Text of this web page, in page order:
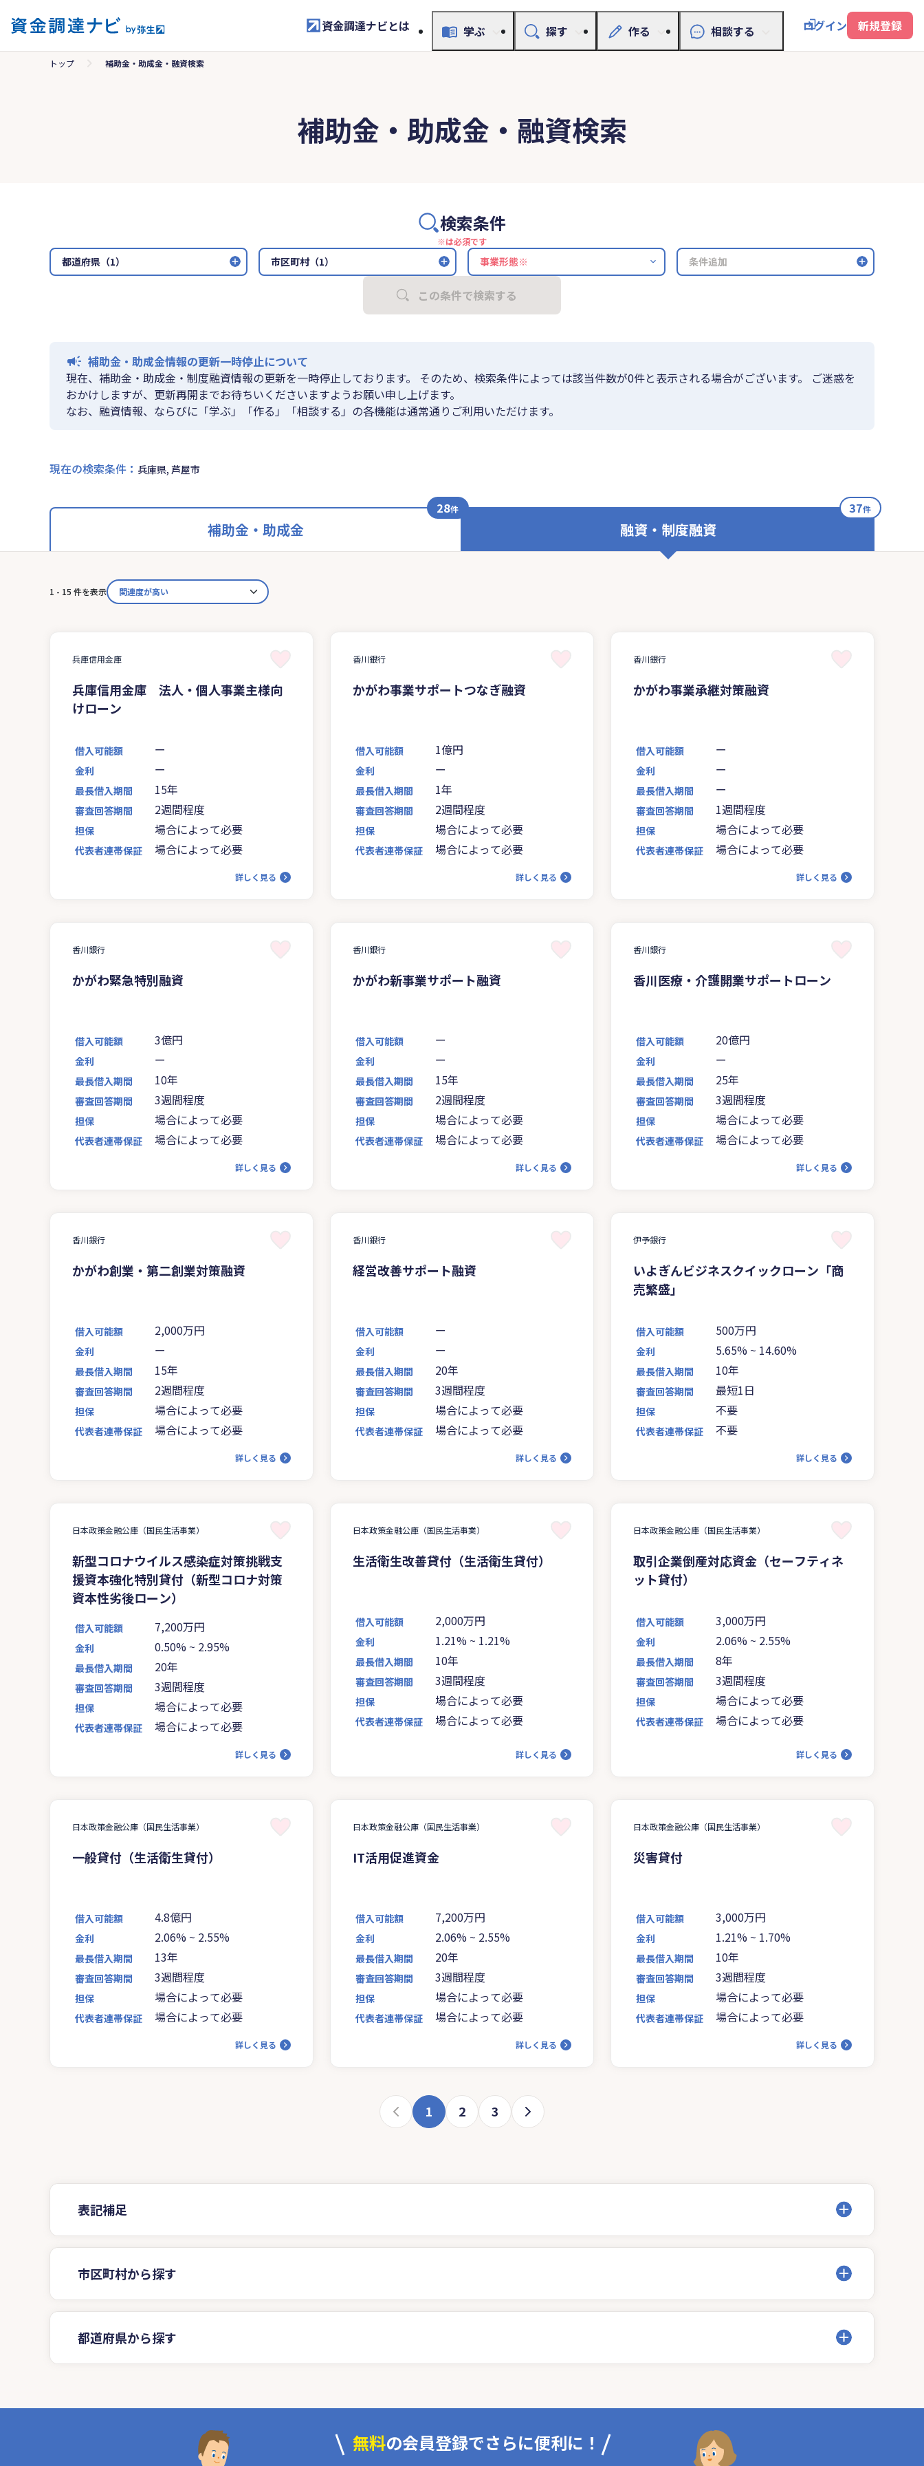
資金調達ナビとは 学ぶ 探す 作る 相談する ログイン 新規登録
トップ 補助金・助成金・融資検索
補助金・助成金・融資検索
検索条件
※は必須です
都道府県（1） 市区町村（1） 条件追加
この条件で検索する
補助金・助成金情報の更新一時停止について
現在、補助金・助成金・制度融資情報の更新を一時停止しております。 そのため、検索条件によっては該当件数が0件と表示される場合がございます。 ご迷惑を
おかけしますが、更新再開までお待ちいくださいますようお願い申し上げます。
なお、融資情報、ならびに「学ぶ」「作る」「相談する」の各機能は通常通りご利用いただけます。
現在の検索条件 ： 兵庫県, 芦屋市
補助金・助成金
28件
融資・制度融資
37件
1 - 15 件を表示
兵庫信用金庫
兵庫信用金庫 法人・個人事業主様向
けローン
借入可能額 ー
金利 ー
最長借入期間 15年
審査回答期間 2週間程度
担保 場合によって必要
代表者連帯保証 場合によって必要
詳しく見る
香川銀行
かがわ事業サポートつなぎ融資
借入可能額 1億円
金利 ー
最長借入期間 1年
審査回答期間 2週間程度
担保 場合によって必要
代表者連帯保証 場合によって必要
詳しく見る
香川銀行
かがわ事業承継対策融資
借入可能額 ー
金利 ー
最長借入期間 ー
審査回答期間 1週間程度
担保 場合によって必要
代表者連帯保証 場合によって必要
詳しく見る
香川銀行
かがわ緊急特別融資
借入可能額 3億円
金利 ー
最長借入期間 10年
審査回答期間 3週間程度
担保 場合によって必要
代表者連帯保証 場合によって必要
詳しく見る
香川銀行
かがわ新事業サポート融資
借入可能額 ー
金利 ー
最長借入期間 15年
審査回答期間 2週間程度
担保 場合によって必要
代表者連帯保証 場合によって必要
詳しく見る
香川銀行
香川医療・介護開業サポートローン
借入可能額 20億円
金利 ー
最長借入期間 25年
審査回答期間 3週間程度
担保 場合によって必要
代表者連帯保証 場合によって必要
詳しく見る
香川銀行
かがわ創業・第二創業対策融資
借入可能額 2,000万円
金利 ー
最長借入期間 15年
審査回答期間 2週間程度
担保 場合によって必要
代表者連帯保証 場合によって必要
詳しく見る
香川銀行
経営改善サポート融資
借入可能額 ー
金利 ー
最長借入期間 20年
審査回答期間 3週間程度
担保 場合によって必要
代表者連帯保証 場合によって必要
詳しく見る
伊予銀行
いよぎんビジネスクイックローン「商
売繁盛」
借入可能額 500万円
金利 5.65% ~ 14.60%
最長借入期間 10年
審査回答期間 最短1日
担保 不要
代表者連帯保証 不要
詳しく見る
日本政策金融公庫（国民生活事業）
新型コロナウイルス感染症対策挑戦支
援資本強化特別貸付（新型コロナ対策
資本性劣後ローン）
借入可能額 7,200万円
金利 0.50% ~ 2.95%
最長借入期間 20年
審査回答期間 3週間程度
担保 場合によって必要
代表者連帯保証 場合によって必要
詳しく見る
日本政策金融公庫（国民生活事業）
生活衛生改善貸付（生活衛生貸付）
借入可能額 2,000万円
金利 1.21% ~ 1.21%
最長借入期間 10年
審査回答期間 3週間程度
担保 場合によって必要
代表者連帯保証 場合によって必要
詳しく見る
日本政策金融公庫（国民生活事業）
取引企業倒産対応資金（セーフティネ
ット貸付）
借入可能額 3,000万円
金利 2.06% ~ 2.55%
最長借入期間 8年
審査回答期間 3週間程度
担保 場合によって必要
代表者連帯保証 場合によって必要
詳しく見る
日本政策金融公庫（国民生活事業）
一般貸付（生活衛生貸付）
借入可能額 4.8億円
金利 2.06% ~ 2.55%
最長借入期間 13年
審査回答期間 3週間程度
担保 場合によって必要
代表者連帯保証 場合によって必要
詳しく見る
日本政策金融公庫（国民生活事業）
IT活用促進資金
借入可能額 7,200万円
金利 2.06% ~ 2.55%
最長借入期間 20年
審査回答期間 3週間程度
担保 場合によって必要
代表者連帯保証 場合によって必要
詳しく見る
日本政策金融公庫（国民生活事業）
災害貸付
借入可能額 3,000万円
金利 1.21% ~ 1.70%
最長借入期間 10年
審査回答期間 3週間程度
担保 場合によって必要
代表者連帯保証 場合によって必要
詳しく見る
1 2 3
表記補足
市区町村から探す
都道府県から探す
無料の会員登録でさらに便利に！